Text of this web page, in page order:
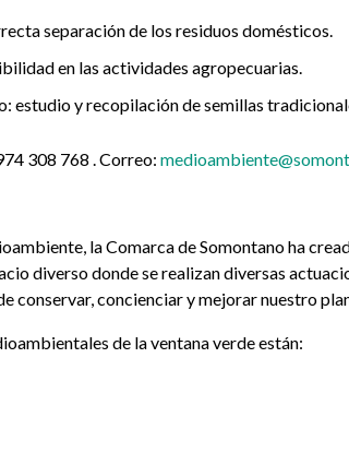
separación de los residuos domésticos.
en las actividades agropecuarias.
estudio y recopilación de semillas
308 768 . Correo:
la Comarca de Somontano ha
diverso donde se realizan diversas
conservar, concienciar y mejorar nuestro
de la ventana verde están: